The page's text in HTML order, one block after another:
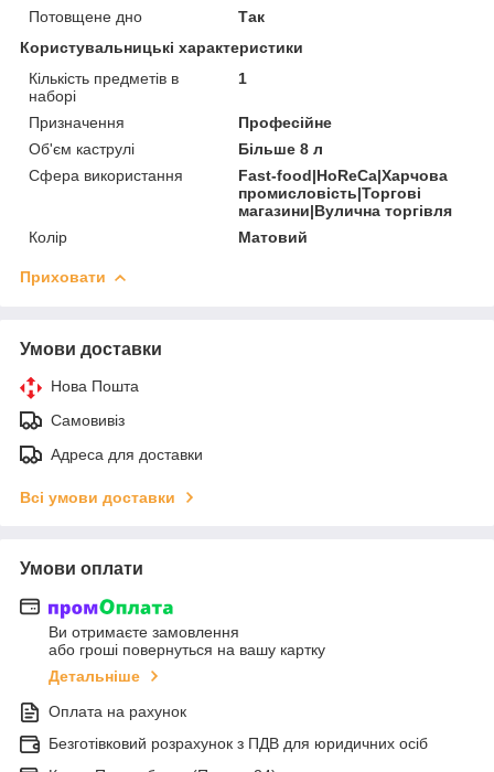
Потовщене дно
Так
Користувальницькі характеристики
Кількість предметів в
наборі
1
Призначення
Професійне
Об'єм каструлі
Більше 8 л
Сфера використання
Fast-food|HoReCa|Харчова
промисловість|Торгові
магазини|Вулична торгівля
Колір
Матовий
Приховати
Умови доставки
Нова Пошта
Самовивіз
Адреса для доставки
Всі умови доставки
Умови оплати
Ви отримаєте замовлення
або гроші повернуться на вашу картку
Детальніше
Оплата на рахунок
Безготівковий розрахунок з ПДВ для юридичних осіб